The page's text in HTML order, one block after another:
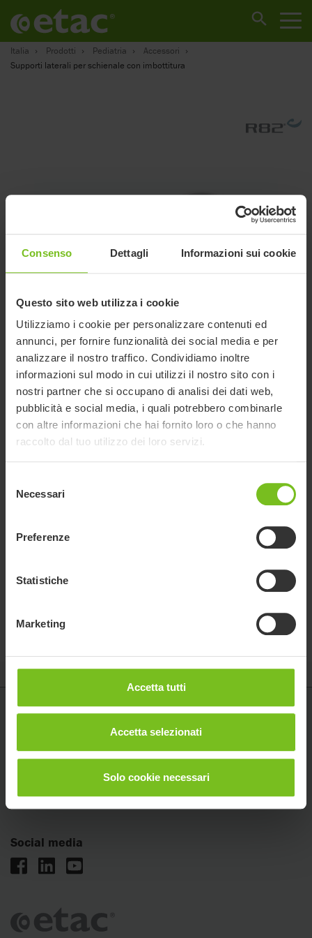
Consenso Dettagli Informazioni sui cookie
Questo sito web utilizza i cookie
Utilizziamo i cookie per personalizzare contenuti ed
annunci, per fornire funzionalità dei social media e per
analizzare il nostro traffico. Condividiamo inoltre
informazioni sul modo in cui utilizzi il nostro sito con i
nostri partner che si occupano di analisi dei dati web,
pubblicità e social media, i quali potrebbero combinarle
con altre informazioni che hai fornito loro o che hanno
raccolto dal tuo utilizzo dei loro servizi.
delNecessari
Preferenze
Statistiche
Marketing
Accetta tutti
Accetta selezionati
Solo cookie necessari
Italia Prodotti Pediatria
Accessori
Supporti laterali per schienale con imbottitura
Assistenza /supporto
per schienale con
imbottitura (fuori
Offrono un minimo contenimento del tronco e un discreto
codice prodotto.
Etac
San Giorgio di Piano (BO)
Social media